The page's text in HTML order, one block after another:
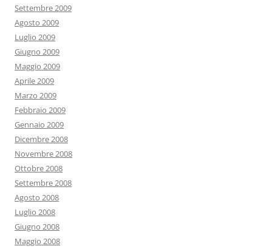
Settembre 2009
Agosto 2009
Luglio 2009
Giugno 2009
Maggio 2009
Aprile 2009
Marzo 2009
Febbraio 2009
Gennaio 2009
Dicembre 2008
Novembre 2008
Ottobre 2008
Settembre 2008
Agosto 2008
Luglio 2008
Giugno 2008
Maggio 2008